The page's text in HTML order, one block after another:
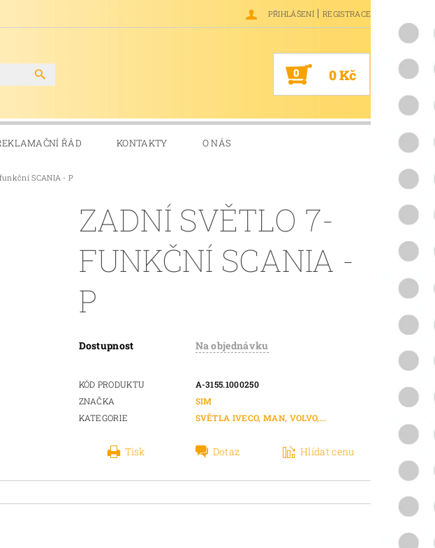
PŘIHLÁŠENÍ | REGISTRACE
0 0 Kč
ŘÁD KONTAKTY O NÁS
SCANIA - P
ZADNÍ SVĚTLO 7-
FUNKČNÍ SCANIA -
P
Dostupnost Na objednávku
KÓD PRODUKTU
A-3155.1000250
ZNAČKA
SIM
KATEGORIE
SVĚTLA IVECO, MAN, VOLVO,...
Tisk Dotaz Hlídat cenu